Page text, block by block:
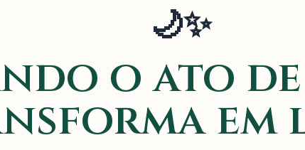
🌙✨
o ato
em